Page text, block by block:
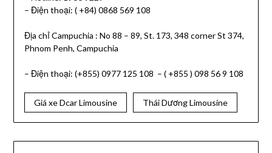
– Điện thoại: ( +84) 0868 569 108
Địa chỉ Campuchia : No 88 – 89, St. 173, 348 corner St 374,
Phnom Penh, Campuchia
– Điện thoại: (+855) 0977 125 108 – ( +855 ) 098 56 9 108
Giá xe Dcar Limousine Thái Dương Limousine